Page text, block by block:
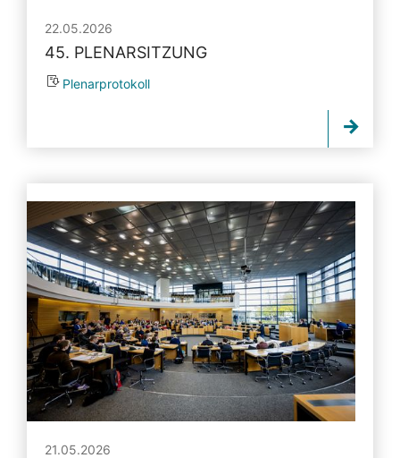
22.05.2026
45. PLENARSITZUNG
Plenarprotokoll
21.05.2026